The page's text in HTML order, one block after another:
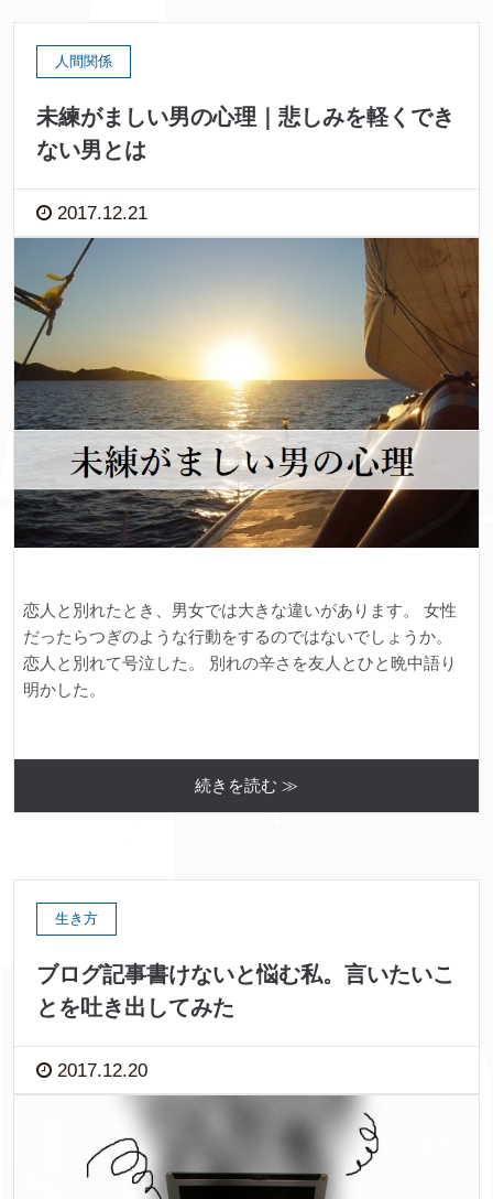
人間関係
未練がましい男の心理｜悲しみを軽くでき
ない男とは
2017.12.21
恋人と別れたとき、男女では大きな違いがあります。 女性
だったらつぎのような行動をするのではないでしょうか。
恋人と別れて号泣した。 別れの辛さを友人とひと晩中語り
明かした。
続きを読む ≫
生き方
ブログ記事書けないと悩む私。言いたいこ
とを吐き出してみた
2017.12.20